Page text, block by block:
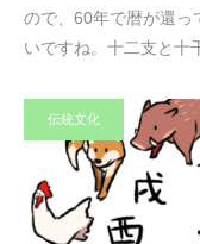
ので、60年で暦が還っ
いですね。十二支と十
伝統文化